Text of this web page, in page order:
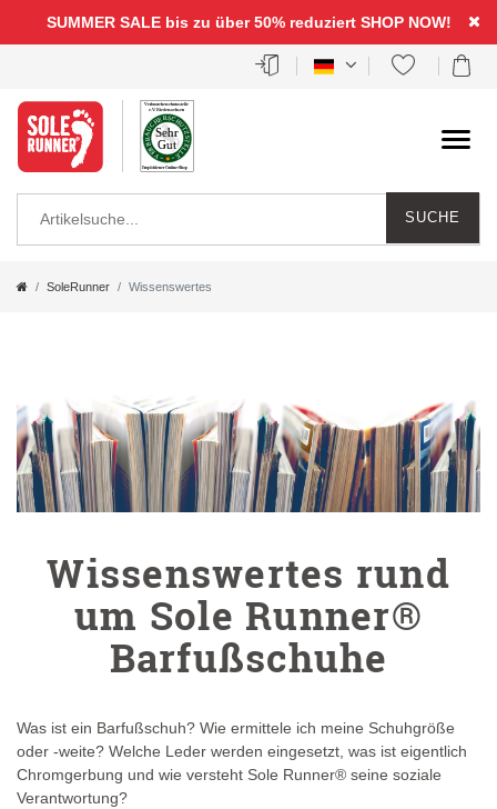
SUMMER SALE bis zu über 50% reduziert SHOP NOW!
SUCHE
SoleRunner Wissenswertes
Wissenswertes rund
um Sole Runner®
Barfußschuhe
Was ist ein Barfußschuh? Wie ermittele ich meine Schuhgröße
oder -weite? Welche Leder werden eingesetzt, was ist eigentlich
Chromgerbung und wie versteht Sole Runner® seine soziale
Verantwortung?